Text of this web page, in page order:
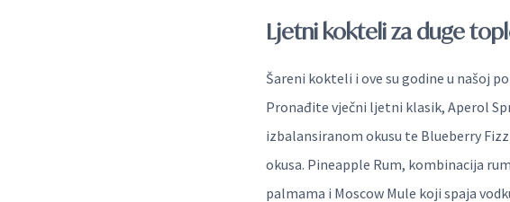
Ljetni kokteli za duge
Šareni kokteli i ove su godine u našoj
Pronađite vječni ljetni klasik, Aperol
izbalansiranom okusu te Blueberry
okusa. Pineapple Rum, kombinacija
palmama i Moscow Mule koji spaja